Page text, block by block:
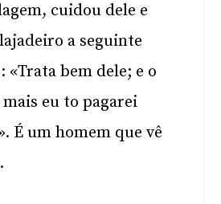
cuidou dele e
a seguinte
«Trata bem dele; e o
eu to pagarei
É um homem que vê